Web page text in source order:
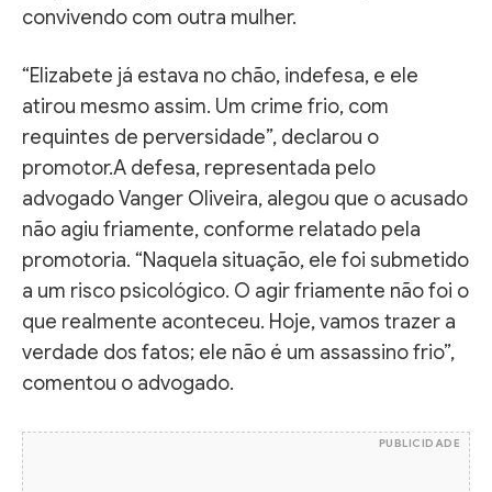
convivendo com outra mulher.
“Elizabete já estava no chão, indefesa, e ele
atirou mesmo assim. Um crime frio, com
requintes de perversidade”, declarou o
promotor.A defesa, representada pelo
advogado Vanger Oliveira, alegou que o acusado
não agiu friamente, conforme relatado pela
promotoria. “Naquela situação, ele foi submetido
a um risco psicológico. O agir friamente não foi o
que realmente aconteceu. Hoje, vamos trazer a
verdade dos fatos; ele não é um assassino frio”,
comentou o advogado.
PUBLICIDADE